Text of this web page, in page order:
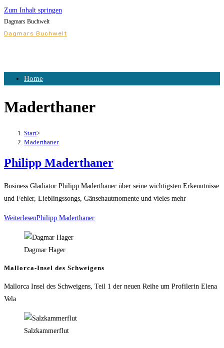
Zum Inhalt springen
Dagmars Buchwelt
Dagmars Buchwelt
Home
Maderthaner
Start>
Maderthaner
Philipp Maderthaner
Business Gladiator Philipp Maderthaner über seine wichtigsten Erkenntnisse
und Fehler, Lieblingssongs, Gänsehautmomente und vieles mehr
WeiterlesenPhilipp Maderthaner
Dagmar Hager
Mallorca-Insel des Schweigens
Mallorca Insel des Schweigens, Teil 1 der neuen Reihe um Profilerin Elena
Vela
Salzkammerflut